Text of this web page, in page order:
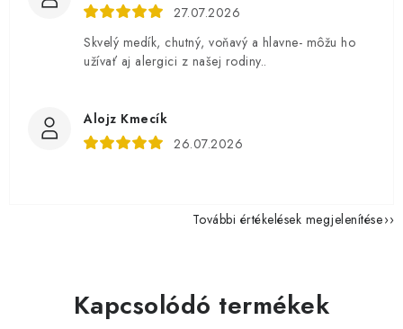
27.07.2026
Skvelý medík, chutný, voňavý a hlavne- môžu ho
užívať aj alergici z našej rodiny..
Alojz Kmecík
26.07.2026
További értékelések megjelenítése
Kapcsolódó termékek